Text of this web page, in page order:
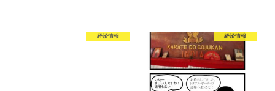
経済情報 経済情報